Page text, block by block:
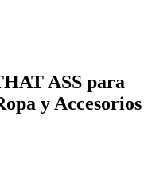
ASS para
y Accesorios